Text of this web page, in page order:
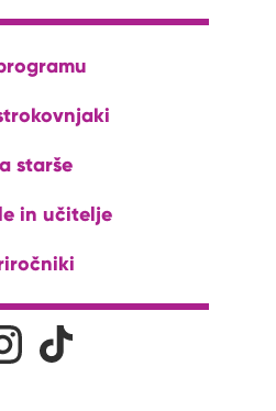
starše
in učitelje
Na naš Instagram profil